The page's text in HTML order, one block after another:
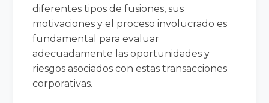
diferentes tipos de fusiones, sus
motivaciones y el proceso involucrado es
fundamental para evaluar
adecuadamente las oportunidades y
riesgos asociados con estas transacciones
corporativas.